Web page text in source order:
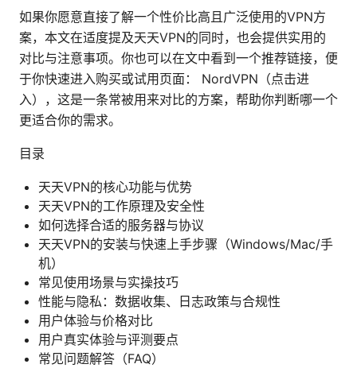
如果你愿意直接了解一个性价比高且广泛使用的VPN方
案，本文在适度提及天天VPN的同时，也会提供实用的
对比与注意事项。你也可以在文中看到一个推荐链接，便
于你快速进入购买或试用页面： NordVPN（点击进
入），这是一条常被用来对比的方案，帮助你判断哪一个
更适合你的需求。
目录
天天VPN的核心功能与优势
天天VPN的工作原理及安全性
如何选择合适的服务器与协议
天天VPN的安装与快速上手步骤（Windows/Mac/手
机）
常见使用场景与实操技巧
性能与隐私：数据收集、日志政策与合规性
用户体验与价格对比
用户真实体验与评测要点
常见问题解答（FAQ）